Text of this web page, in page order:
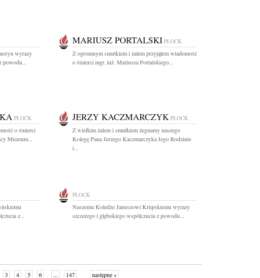
wyrazy
powodu...
MARIUSZ PORTALSKI PŁOCK
Z ogromnym smutkiem i żalem przyjąłem wiadomość
o śmierci mgr. inż. Mariusza Portalskiego...
PŁOCK
o śmierci
Muzeum...
JERZY KACZMARCZYK PŁOCK
Z wielkim żalem i smutkiem żegnamy naszego
Kolegę Pana Jerzego Kaczmarczyka Jego Rodzinie
i...
z...
PŁOCK
Naszemu Koledze Januszowi Krupskiemu wyrazy
szczerego i głębokiego współczucia z powodu...
3 4 5 6 ... 147 następne »